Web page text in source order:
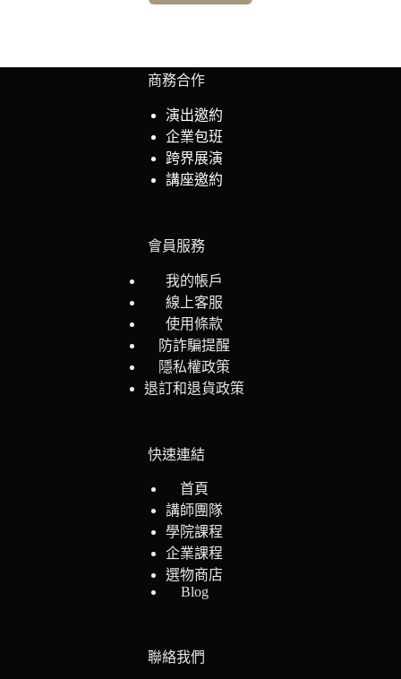
商務合作
演出邀約
企業包班
跨界展演
講座邀約
會員服務
我的帳戶
線上客服
使用條款
防詐騙提醒
隱私權政策
退訂和退貨政策
快速連結
首頁
講師團隊
學院課程
企業課程
選物商店
Blog
聯絡我們